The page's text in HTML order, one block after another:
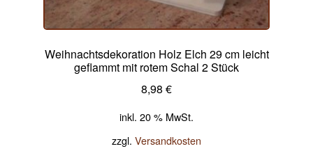
Weihnachtsdekoration Holz Elch 29 cm leicht
geflammt mit rotem Schal 2 Stück
8,98 €
inkl. 20 % MwSt.
zzgl. Versandkosten